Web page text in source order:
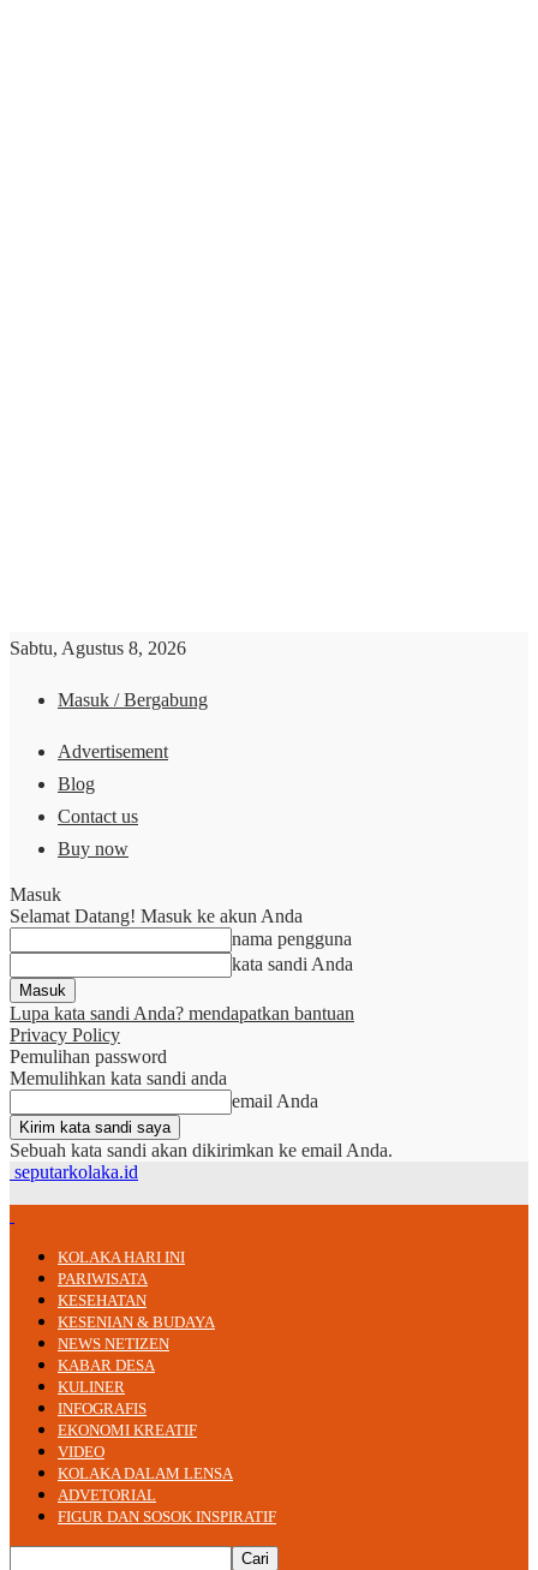
Sabtu, Agustus 8, 2026
Masuk / Bergabung
Advertisement
Blog
Contact us
Buy now
Masuk
Selamat Datang! Masuk ke akun Anda
nama pengguna
kata sandi Anda
Lupa kata sandi Anda? mendapatkan bantuan
Privacy Policy
Pemulihan password
Memulihkan kata sandi anda
email Anda
Sebuah kata sandi akan dikirimkan ke email Anda.
seputarkolaka.id
KOLAKA HARI INI
PARIWISATA
KESEHATAN
KESENIAN & BUDAYA
NEWS NETIZEN
KABAR DESA
KULINER
INFOGRAFIS
EKONOMI KREATIF
VIDEO
KOLAKA DALAM LENSA
ADVETORIAL
FIGUR DAN SOSOK INSPIRATIF